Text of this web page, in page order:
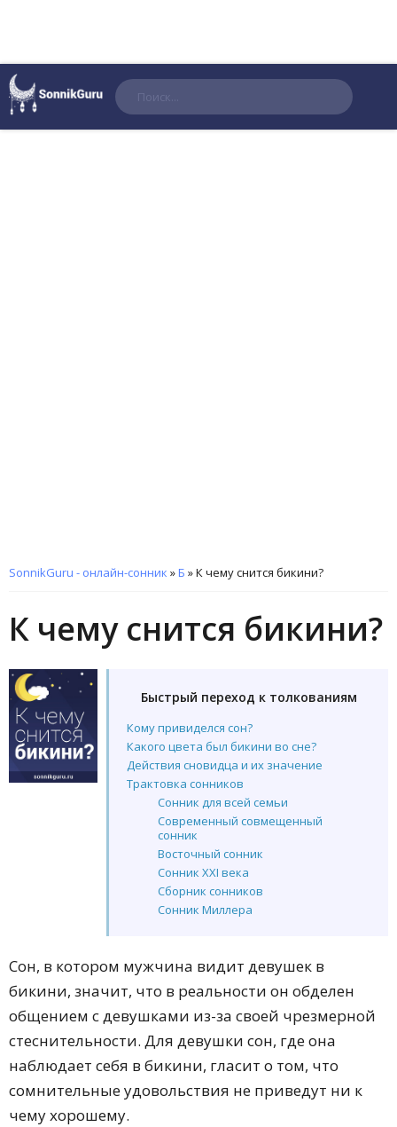
Поиск
SonnikGuru - онлайн-сонник »Б »К чему снится бикини?
К чему снится бикини?
Быстрый переход к толкованиям
Кому привиделся сон?
Какого цвета был бикини во сне?
Действия сновидца и их значение
Трактовка сонников
Сонник для всей семьи
Современный совмещенный
сонник
Восточный сонник
Сонник XXI века
Сборник сонников
Сонник Миллера
Сонник О. Адаскиной
Сонник Фрейда
Сонник Цветкова
Современный сонник
Сонник домохозяйки
Римский сонник
Сон, в котором мужчина видит девушек в
бикини, значит, что в реальности он обделен
общением с девушками из-за своей чрезмерной
стеснительности. Для девушки сон, где она
наблюдает себя в бикини, гласит о том, что
сомнительные удовольствия не приведут ни к
чему хорошему.